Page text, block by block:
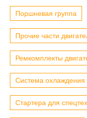
Поршневая группа
Прочие части
Ремкомплекты
Система охлаждения
Стартера для